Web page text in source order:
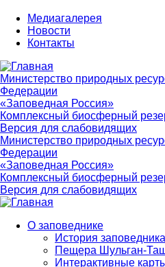
Медиагалерея
Новости
Контакты
Министерство природных
Федерации
«Заповедная Россия»
Комплексный биосферный
Версия для слабовидящих
Министерство природных
Федерации
«Заповедная Россия»
Комплексный биосферный
Версия для слабовидящих
navigation
О заповеднике
История заповедника
Пещера Шульган-
Интерактивные